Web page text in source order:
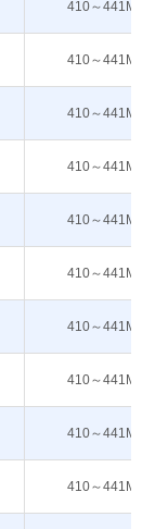
410～441M
410～441M
410～441M
410～441M
410～441M
410～441M
410～441M
410～441M
410～441M
410～441M